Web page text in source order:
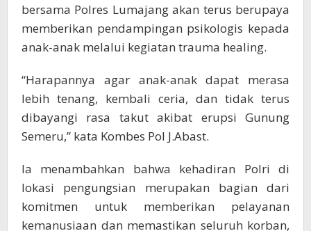
bersama Polres Lumajang akan terus berupaya
memberikan pendampingan psikologis kepada
anak-anak melalui kegiatan trauma healing.
“Harapannya agar anak-anak dapat merasa
lebih tenang, kembali ceria, dan tidak terus
dibayangi rasa takut akibat erupsi Gunung
Semeru,” kata Kombes Pol J.Abast.
Ia menambahkan bahwa kehadiran Polri di
lokasi pengungsian merupakan bagian dari
komitmen untuk memberikan pelayanan
kemanusiaan dan memastikan seluruh korban,